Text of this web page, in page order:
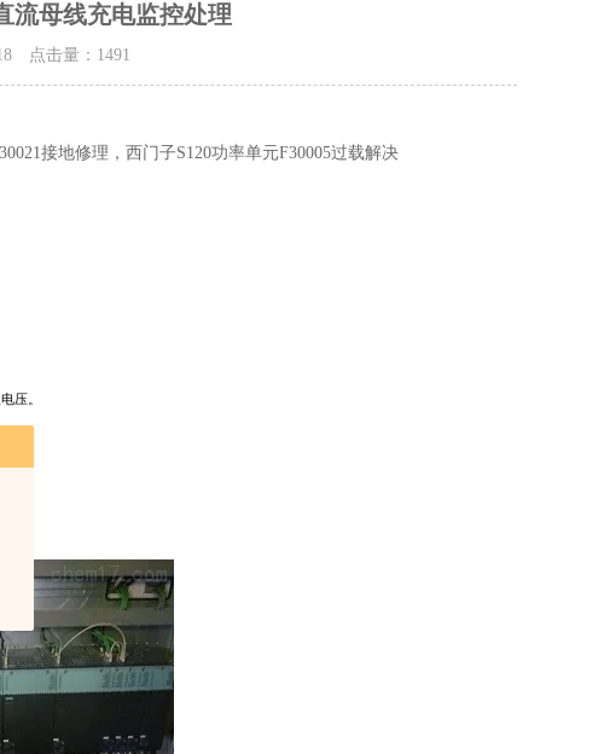
流母线充电监控处理
点击量： 1491
接地修理，西门子S120功率单元F30005过载解决
压。